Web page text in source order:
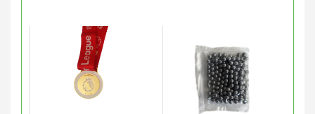
این
محصول
دارای
انواع
مختلفی
این
محصول
دارای
انواع